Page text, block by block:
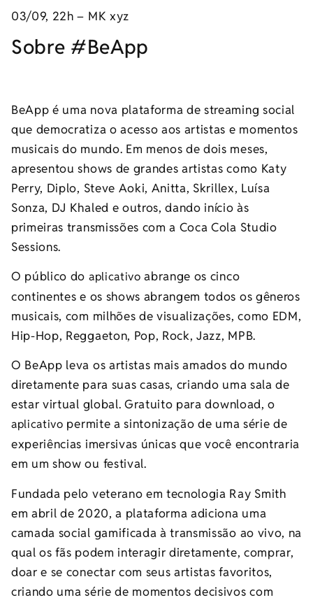
03/09, 22h – MK xyz
Sobre #BeApp
BeApp é uma nova plataforma de streaming social
que democratiza o acesso aos artistas e momentos
musicais do mundo. Em menos de dois meses,
apresentou shows de grandes artistas como Katy
Perry, Diplo, Steve Aoki, Anitta, Skrillex, Luísa
Sonza, DJ Khaled e outros, dando início às
primeiras transmissões com a Coca Cola Studio
Sessions.
O público do aplicativo abrange os cinco
continentes e os shows abrangem todos os gêneros
musicais, com milhões de visualizações, como EDM,
Hip-Hop, Reggaeton, Pop, Rock, Jazz, MPB.
O BeApp leva os artistas mais amados do mundo
diretamente para suas casas, criando uma sala de
estar virtual global. Gratuito para download, o
aplicativo permite a sintonização de uma série de
experiências imersivas únicas que você encontraria
em um show ou festival.
Fundada pelo veterano em tecnologia Ray Smith
em abril de 2020, a plataforma adiciona uma
camada social gamificada à transmissão ao vivo, na
qual os fãs podem interagir diretamente, comprar,
doar e se conectar com seus artistas favoritos,
criando uma série de momentos decisivos com